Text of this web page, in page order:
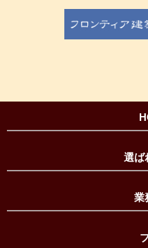
選ば
業